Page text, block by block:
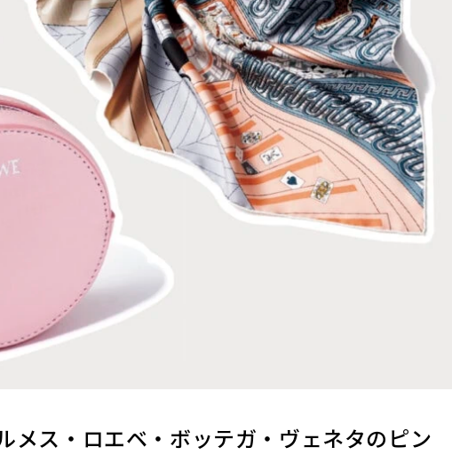
メス・ロエベ・ボッテガ・ヴェネタのピン